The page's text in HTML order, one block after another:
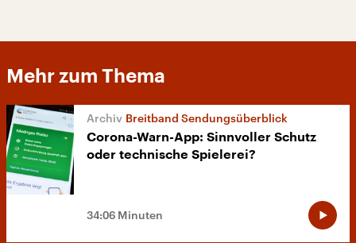
Mehr zum Thema
Breitband Sendungsüberblick
Corona-Warn-App: Sinnvoller Schutz
oder technische Spielerei?
34:06 Minuten